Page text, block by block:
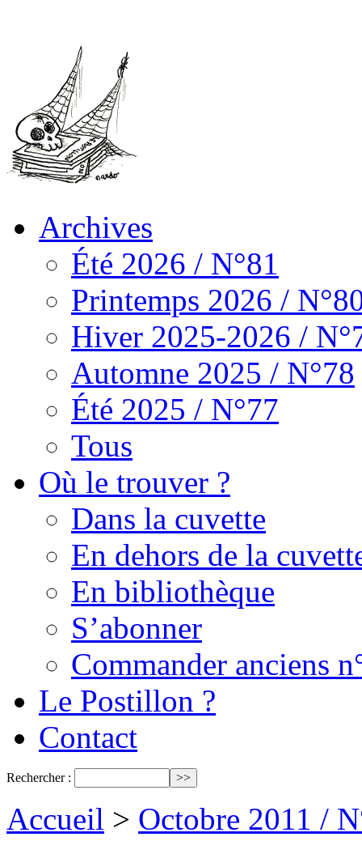
Archives
Été 2026 / N°81
Printemps 2026 /
Hiver 2025-2026 /
Automne 2025 / N°78
Été 2025 / N°77
Tous
Où le trouver ?
Dans la cuvette
En dehors de la
En bibliothèque
S’abonner
Commander anciens
Le Postillon ?
Contact
Rechercher :
Accueil > Octobre 2011 /